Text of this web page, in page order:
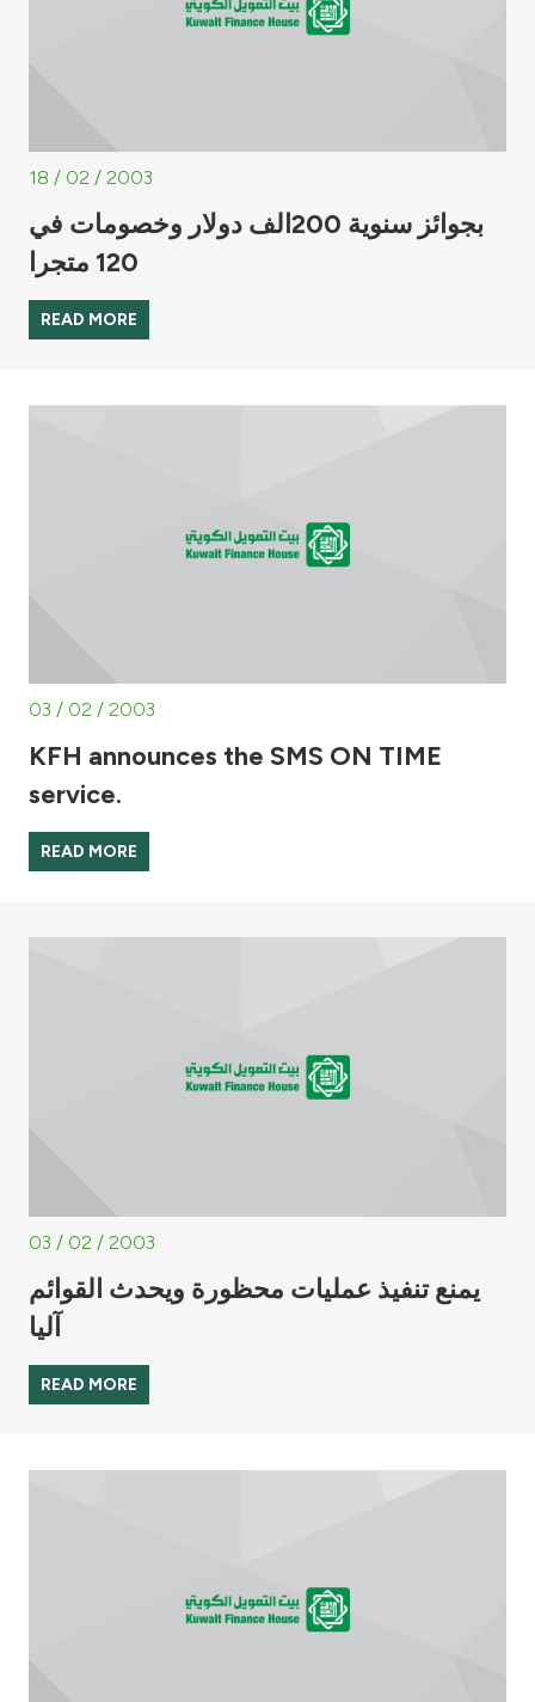
18 / 02 / 2003
بجوائز سنوية 200الف دولار وخصومات في
120 متجرا
READ MORE
03 / 02 / 2003
KFH announces the SMS ON TIME
service.
READ MORE
03 / 02 / 2003
يمنع تنفيذ عمليات محظورة ويحدث القوائم
آليا
READ MORE